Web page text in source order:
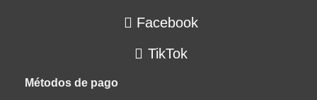
Facebook
TikTok
Métodos de pago